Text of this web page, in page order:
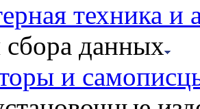
техника и
данных
и